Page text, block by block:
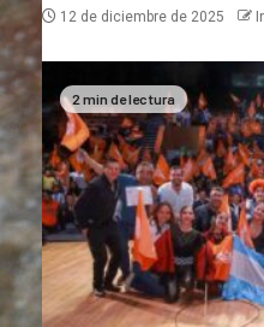
12 de diciembre de 2025
2 min de lectura